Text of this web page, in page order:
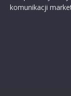
komunikacji